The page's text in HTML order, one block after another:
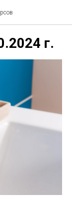
г.